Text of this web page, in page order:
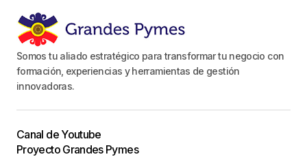
Somos tu aliado estratégico para transformar tu negocio con
formación, experiencias y herramientas de gestión
innovadoras.
Canal de Youtube
Proyecto Grandes Pymes